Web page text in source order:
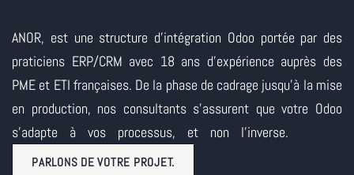
ANOR, est une structure d'intégration Odoo portée par des
praticiens ERP/CRM avec 18 ans d'expérience auprès des
PME et ETI françaises. De la phase de cadrage jusqu'à la mise
en production, nos consultants s'assurent que votre Odoo
s'adapte à vos processus, et non l'inverse.
PARLONS DE VOTRE PROJET.